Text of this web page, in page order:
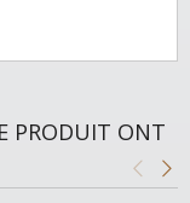
PRODUIT ONT